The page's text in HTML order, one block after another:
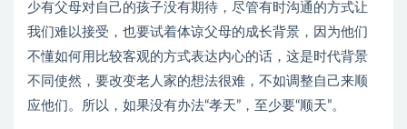
少有父母对自己的孩子没有期待，尽管有时沟通的方式让
我们难以接受，也要试着体谅父母的成长背景，因为他们
不懂如何用比较客观的方式表达内心的话，这是时代背景
不同使然，要改变老人家的想法很难，不如调整自己来顺
应他们。所以，如果没有办法“孝天”，至少要“顺天”。